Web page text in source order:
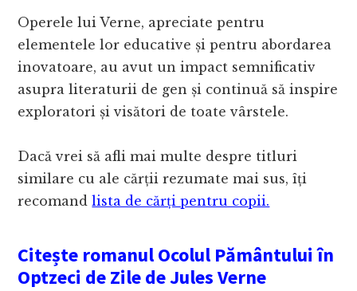
Operele lui Verne, apreciate pentru
elementele lor educative și pentru abordarea
inovatoare, au avut un impact semnificativ
asupra literaturii de gen și continuă să inspire
exploratori și visători de toate vârstele.
Dacă vrei să afli mai multe despre titluri
similare cu ale cărții rezumate mai sus, îți
recomandlista de cărți pentru copii.
Citește romanul Ocolul Pământului în
Optzeci de Zile de Jules Verne